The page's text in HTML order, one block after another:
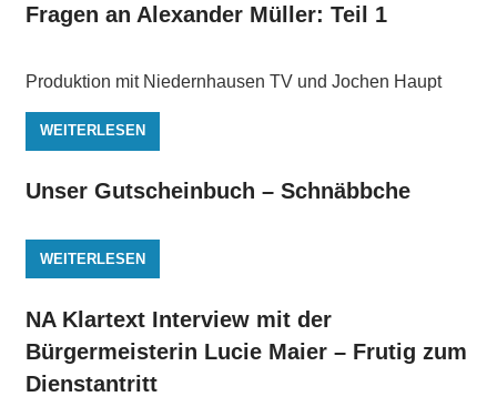
Fragen an Alexander Müller: Teil 1
Produktion mit Niedernhausen TV und Jochen Haupt
WEITERLESEN
Unser Gutscheinbuch – Schnäbbche
WEITERLESEN
NA Klartext Interview mit der
Bürgermeisterin Lucie Maier – Frutig zum
Dienstantritt